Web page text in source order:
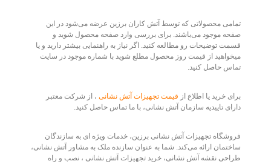
تمامی محصولاتی که توسط آتش کاران برزین عرضه می‌شود در این
صفحه موجود می‌باشند. برای بررسی وارد صفحه محصول شوید و
قسمت توضیحات رو مطالعه کنید. اگر نیاز به راهنمایی بیشتر دارید و یا
میخواهید از قیمت روز محصول مطلع شوید با شماره موجود در سایت
تماس حاصل کنید.
برای خرید یا اطلاع از قیمت تجهیزات آتش نشانی ، از شرکت معتبر
دارای تاییدیه سازمان آتش نشانی، با ما تماس حاصل کنید.
فروشگاه تجهیزات آتش نشانی برزین، خدمات ویژه ای به سازندگان
ساختمان ارائه می‌کند. شما به عنوان سازنده ملک به مشاور آتش نشانی،
طراحی نقشه آتش نشانی، خرید تجهیزات آتش نشانی ، نصب و راه